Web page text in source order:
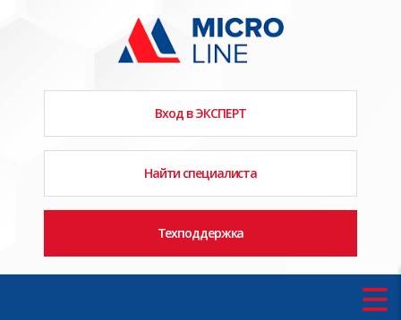
Вход в ЭКСПЕРТ
Найти специалиста
Техподдержка